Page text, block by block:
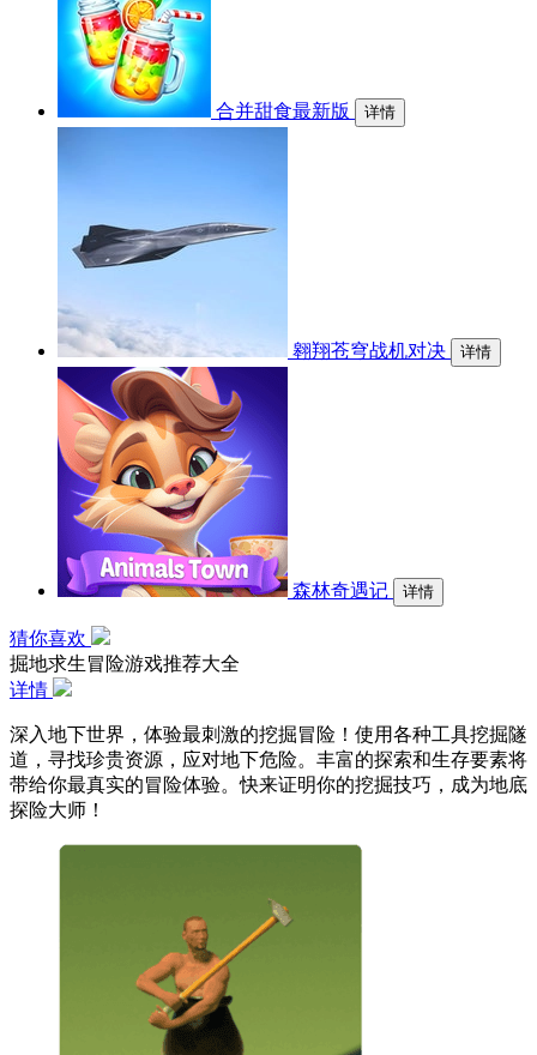
合并甜食最新版 详情
翱翔苍穹战机对决 详情
森林奇遇记 详情
猜你喜欢
掘地求生冒险游戏推荐大全
详情
深入地下世界，体验最刺激的挖掘冒险！使用各种工具挖掘隧
道，寻找珍贵资源，应对地下危险。丰富的探索和生存要素将
带给你最真实的冒险体验。快来证明你的挖掘技巧，成为地底
探险大师！